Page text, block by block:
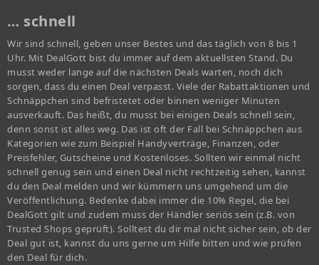
… schnell
Wir sind schnell, geben unser Bestes und das täglich von 8 bis 1
Uhr. Mit DealGott bist du immer auf dem aktuellsten Stand. Du
musst weder lange auf die nächsten Deals warten, noch dich
sorgen, dass du einen Deal verpasst. Viele der Rabattaktionen und
Schnäppchen sind befristetet oder binnen weniger Minuten
ausverkauft. Das heißt, du musst bei einigen Deals schnell sein,
denn sonst ist alles weg. Das ist oft der Fall bei Schnäppchen aus
Kategorien wie zum Beispiel Handyverträge, Finanzen, oder
Preisfehler, Gutscheine und Kostenloses. Sollten wir einmal nicht
schnell genug sein und einen Deal nicht rechtzeitig sehen, kannst
du den Deal melden und wir kümmern uns umgehend um die
Veröffentlichung. Bedenke dabei immer die 10% Regel, die bei
DealGott gilt und zudem muss der Händler seriös sein (z.B. von
Trusted Shops geprüft). Solltest du dir mal nicht sicher sein, ob der
Deal gut ist, kannst du uns gerne um Hilfe bitten und wie prüfen
den Deal für dich.